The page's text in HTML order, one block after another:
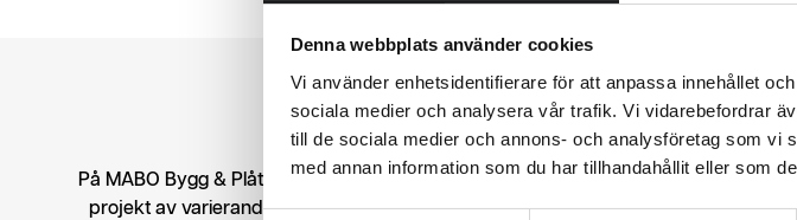
Denna webbplats använder cookies
Vi använder enhetsidentifierare för att anpassa innehållet
sociala medier och analysera vår trafik. Vi vidarebefordrar
till de sociala medier och annons- och analysföretag som vi
med annan information som du har tillhandahållit eller som
VÅRA
Hur kan vi
På MABO Bygg & Plåt erbjuder vi ett komplett utbud av byggtjänster. Våra
projekt av varierande storlek och komplexitet. Oavsett vilket projekt du har i